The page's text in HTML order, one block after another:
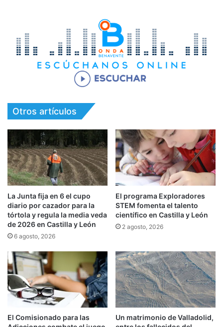
Otros artículos
La Junta fija en 6 el cupo
diario por cazador para la
tórtola y regula la media veda
de 2026 en Castilla y León
6 agosto, 2026
El programa Exploradores
STEM fomenta el talento
científico en Castilla y León
2 agosto, 2026
El Comisionado para las
Un matrimonio de Valladolid,